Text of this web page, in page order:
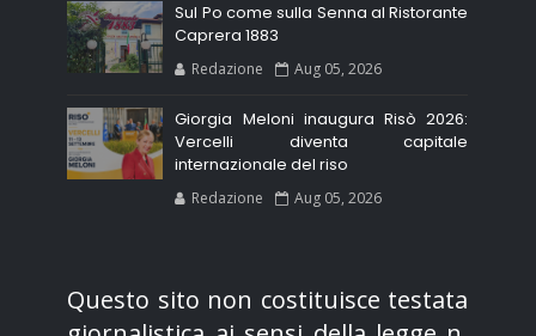
Sul Po come sulla Senna al Ristorante
Caprera 1883
Redazione Aug 05, 2026
Giorgia Meloni inaugura Risò 2026:
Vercelli diventa capitale
internazionale del riso
Redazione Aug 05, 2026
Questo sito non costituisce testata